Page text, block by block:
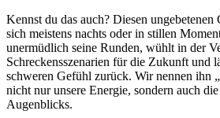
Kennst du das auch? Diesen
sich meistens nachts oder in stillen
unermüdlich seine Runden, wühlt in der
Schreckensszenarien für die Zukunft und
schweren Gefühl zurück. Wir nennen ihn
nicht nur unsere Energie, sondern auch
Augenblicks.